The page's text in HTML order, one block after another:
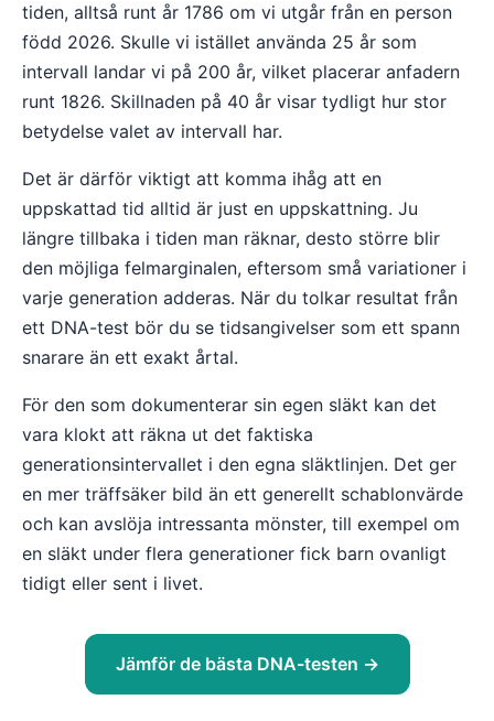
tiden, alltså runt år 1786 om vi utgår från en person
född 2026. Skulle vi istället använda 25 år som
intervall landar vi på 200 år, vilket placerar anfadern
runt 1826. Skillnaden på 40 år visar tydligt hur stor
betydelse valet av intervall har.
Det är därför viktigt att komma ihåg att en
uppskattad tid alltid är just en uppskattning. Ju
längre tillbaka i tiden man räknar, desto större blir
den möjliga felmarginalen, eftersom små variationer i
varje generation adderas. När du tolkar resultat från
ett DNA-test bör du se tidsangivelser som ett spann
snarare än ett exakt årtal.
För den som dokumenterar sin egen släkt kan det
vara klokt att räkna ut det faktiska
generationsintervallet i den egna släktlinjen. Det ger
en mer träffsäker bild än ett generellt schablonvärde
och kan avslöja intressanta mönster, till exempel om
en släkt under flera generationer fick barn ovanligt
tidigt eller sent i livet.
Jämför de bästa DNA-testen →